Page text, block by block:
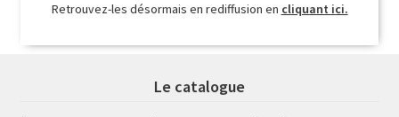
Retrouvez-les désormais en rediffusion en cliquant ici.
Le catalogue